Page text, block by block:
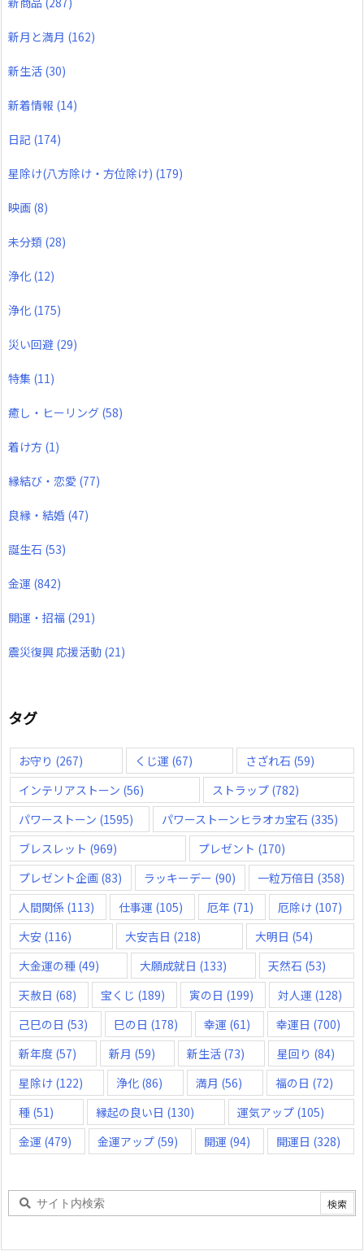
新月と満月 (162)
新生活 (30)
新着情報 (14)
日記 (174)
星除け(八方除け・方位除け) (179)
映画 (8)
未分類 (28)
浄化 (12)
浄化 (175)
災い回避 (29)
特集 (11)
癒し・ヒーリング (58)
着け方 (1)
縁結び・恋愛 (77)
良縁・結婚 (47)
誕生石 (53)
金運 (842)
開運・招福 (291)
震災復興 応援活動 (21)
タグ
お守り (267) くじ運 (67) さざれ石 (59)
インテリアストーン (56) ストラップ(782)
パワーストーン (1595) パワーストーンヒラオカ宝石 (335)
ブレスレット (969) プレゼント (170)
プレゼント企画 (83) ラッキーデー (90) 一粒万倍日 (358)
人間関係 (113) 仕事運 (105) 厄年 (71) 厄除け (107)
大安 (116) 大安吉日 (218) 大明日 (54)
大金運の種 (49) 大願成就日 (133) 天然石 (53)
天赦日 (68) 宝くじ (189) 寅の日 (199) 対人運 (128)
己巳の日 (53) 巳の日 (178) 幸運 (61) 幸運日 (700)
新年度 (57) 新月 (59) 新生活 (73) 星回り (84)
星除け (122) 浄化 (86) 満月 (56) 福の日 (72)
種 (51) 縁起の良い日 (130) 運気アップ(105)
金運 (479) 金運アップ (59) 開運 (94) 開運日 (328)